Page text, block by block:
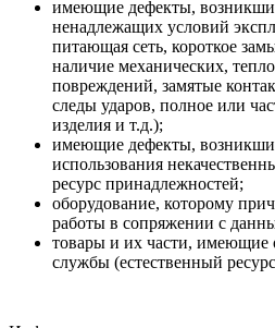
имеющие дефекты, возникшие
ненадлежащих условий
питающая сеть, короткое
наличие механических,
повреждений, замятые
следы ударов, полное или
изделия и т.д.);
имеющие дефекты, возникшие
использования
ресурс принадлежностей;
оборудование, которому
работы в сопряжении с
товары и их части, имеющие
службы (естественный